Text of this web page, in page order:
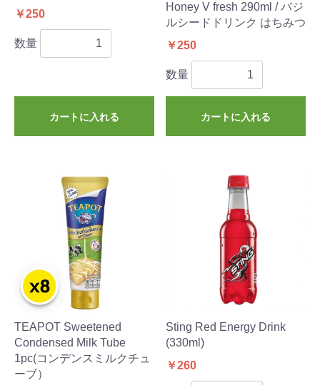
￥250
数量
カートに入れる
Honey V fresh 290ml / バジ
ルシードドリンク はちみつ
￥250
数量
カートに入れる
TEAPOT Sweetened
Condensed Milk Tube
1pc(コンデンスミルクチュ
ーブ）
Sting Red Energy Drink
(330ml)
￥260